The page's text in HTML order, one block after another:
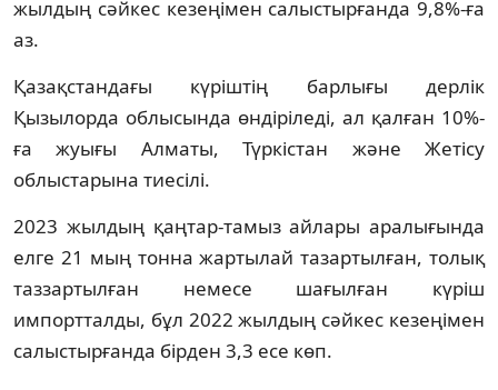
жылдың сәйкес кезеңімен салыстырғанда 9,8%-ға
аз.
Қазақстандағы күріштің барлығы дерлік
Қызылорда облысында өндіріледі, ал қалған 10%-
ға жуығы Алматы, Түркістан және Жетісу
облыстарына тиесілі.
2023 жылдың қаңтар-тамыз айлары аралығында
елге 21 мың тонна жартылай тазартылған, толық
таззартылған немесе шағылған күріш
импортталды, бұл 2022 жылдың сәйкес кезеңімен
салыстырғанда бірден 3,3 есе көп.